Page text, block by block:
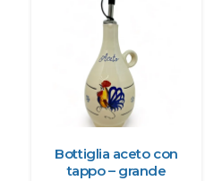
Bottiglia aceto con
tappo – grande